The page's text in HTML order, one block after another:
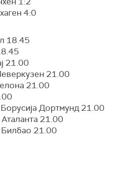
4:0
18.45
21.00
21.00
21.00
Дортмунд 21.00
21.00
21.00